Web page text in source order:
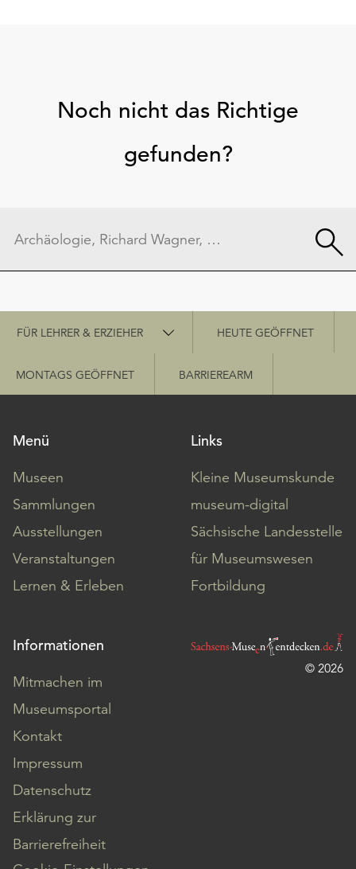
Noch nicht das Richtige
gefunden?
Schnellzugriff
FÜR LEHRER & ERZIEHER HEUTE GEÖFFNET
MONTAGS GEÖFFNET BARRIEREARM
Menü
Museen
Sammlungen
Ausstellungen
Veranstaltungen
Lernen & Erleben
Links
Kleine Museumskunde
museum-digital
Sächsische Landesstelle
für Museumswesen
Fortbildung
Informationen
Mitmachen im
Museumsportal
Kontakt
Impressum
Datenschutz
Erklärung zur
Barrierefreiheit
© 2026